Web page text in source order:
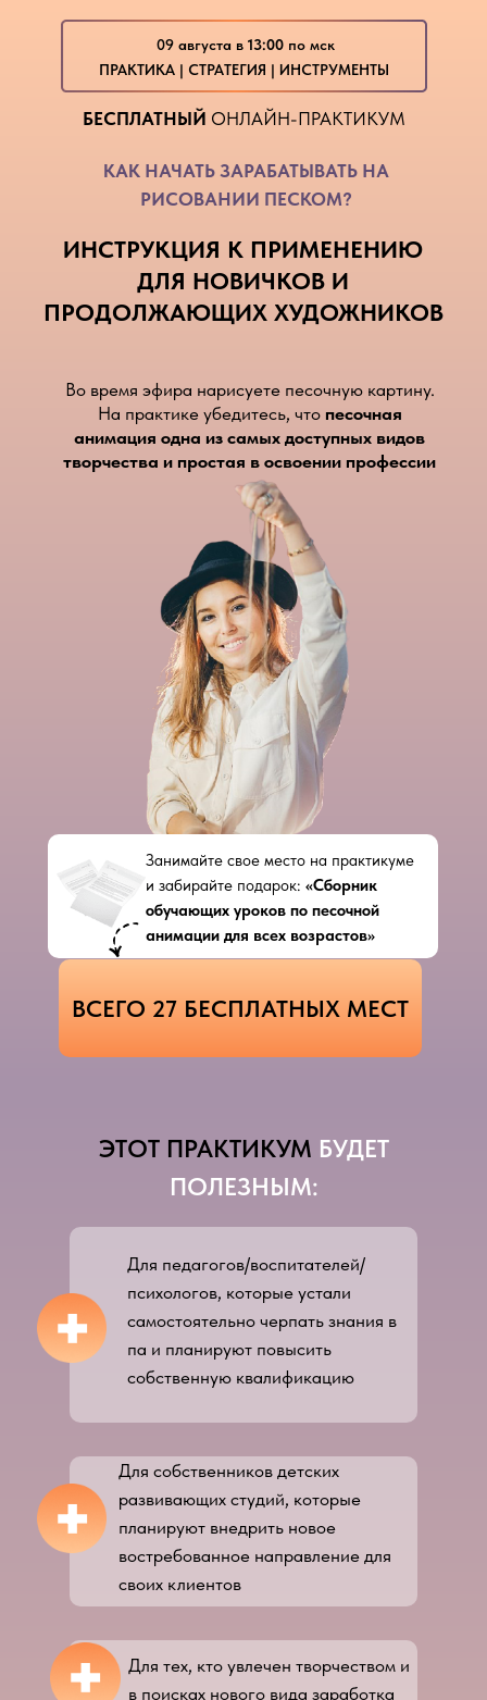
09 августа в 13:00 по мск
БЕСПЛАТНЫЙ ОНЛАЙН-ПРАКТИКУМ
КАК НАЧАТЬ ЗАРАБАТЫВАТЬ НА
РИСОВАНИИ ПЕСКОМ?
Во время эфира нарисуете песочную картину.
На практике убедитесь, что песочная
анимация одна из самых доступных видов
творчества и простая в освоении профессии
Занимайте свое место на практикуме
и забирайте подарок: «Сборник
обучающих уроков по песочной
анимации для всех возрастов»
ПРАКТИКА | СТРАТЕГИЯ | ИНСТРУМЕНТЫ
ВСЕГО 27 БЕСПЛАТНЫХ МЕСТ
ИНСТРУКЦИЯ К ПРИМЕНЕНИЮ
ДЛЯ НОВИЧКОВ И
ПРОДОЛЖАЮЩИХ ХУДОЖНИКОВ
ЭТОТ ПРАКТИКУМ БУДЕТ
ПОЛЕЗНЫМ:
Для педагогов/воспитателей/
психологов, которые устали
самостоятельно черпать знания в
па и планируют повысить
собственную квалификацию
Для тех, кто увлечен творчеством и
в поисках нового вида заработка
+
+
Для собственников детских
развивающих студий, которые
планируют внедрить новое
востребованное направление для
своих клиентов
+